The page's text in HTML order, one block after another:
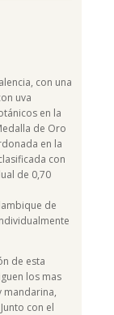
con una
uva
en la
de Oro
en la
con
de 0,70
de
de esta
los mas
mandarina,
con el